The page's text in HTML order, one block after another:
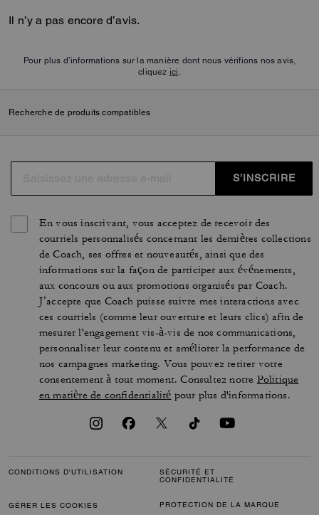
Il n’y a pas encore d’avis.
Pour plus d’informations sur la manière dont nous vérifions nos avis,
cliquez ici .
Recherche de produits compatibles
S’INSCRIRE
En vous inscrivant, vous acceptez de recevoir des
courriels personnalisés concernant les dernières collections
de Coach, ses offres et nouveautés, ainsi que des
informations sur la façon de participer aux événements,
aux concours ou aux promotions organisés par Coach.
J’accepte que Coach puisse suivre mes interactions avec
ces courriels (comme leur ouverture et leurs clics) afin de
mesurer l'engagement vis-à-vis de nos communications,
personnaliser leur contenu et améliorer la performance de
nos campagnes marketing. Vous pouvez retirer votre
consentement à tout moment. Consultez notre Politique
en matière de confidentialité pour plus d'informations.
CONDITIONS D'UTILISATION
SÉCURITÉ ET
CONFIDENTIALITÉ
GÉRER LES COOKIES PROTECTION DE LA MARQUE